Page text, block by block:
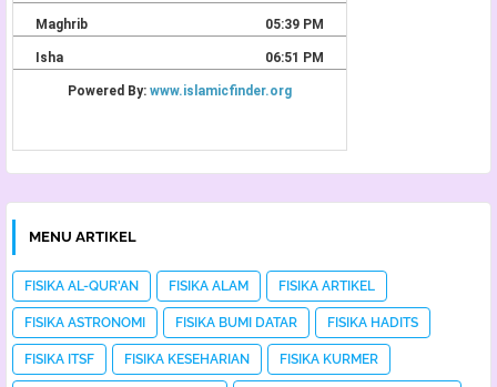
MENU ARTIKEL
FISIKA AL-QUR'AN FISIKA ALAM FISIKA ARTIKEL
FISIKA ASTRONOMI FISIKA BUMI DATAR FISIKA HADITS
FISIKA ITSF FISIKA KESEHARIAN FISIKA KURMER